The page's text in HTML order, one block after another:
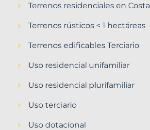
Terrenos residenciales en Costa
Terrenos rústicos < 1 hectáreas
Terrenos edificables Terciario
Uso residencial unifamiliar
Uso residencial plurifamiliar
Uso terciario
Uso dotacional